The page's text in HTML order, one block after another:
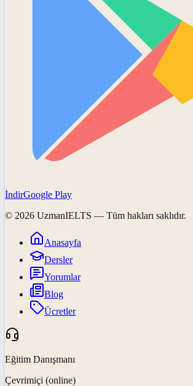
İndirGoogle Play
© 2026 UzmanIELTS — Tüm hakları saklıdır.
Anasayfa
Dersler
Yorumlar
Blog
Ücretler
Eğitim Danışmanı
Çevrimiçi (online)